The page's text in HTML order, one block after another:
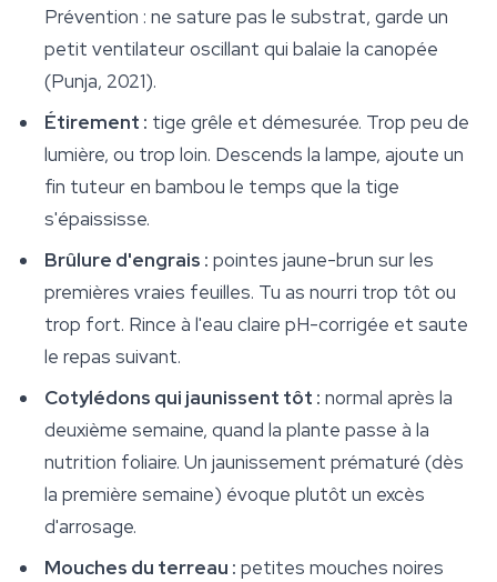
Prévention : ne sature pas le substrat, garde un
petit ventilateur oscillant qui balaie la canopée
(Punja, 2021).
Étirement : tige grêle et démesurée. Trop peu de
lumière, ou trop loin. Descends la lampe, ajoute un
fin tuteur en bambou le temps que la tige
s'épaississe.
Brûlure d'engrais : pointes jaune-brun sur les
premières vraies feuilles. Tu as nourri trop tôt ou
trop fort. Rince à l'eau claire pH-corrigée et saute
le repas suivant.
Cotylédons qui jaunissent tôt : normal après la
deuxième semaine, quand la plante passe à la
nutrition foliaire. Un jaunissement prématuré (dès
la première semaine) évoque plutôt un excès
d'arrosage.
Mouches du terreau : petites mouches noires